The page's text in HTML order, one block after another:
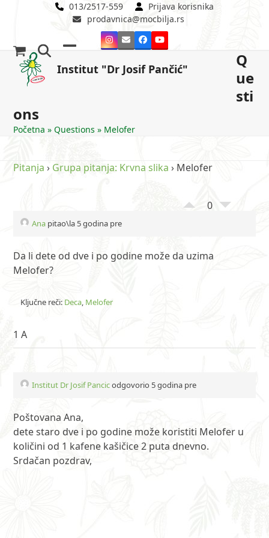
013/2517-559
Prijava korisnika
prodavnica@mocbilja.rs
Instagram
EmailFacebookYouTube
Institut "Dr Josif Pančić"
mobile
mobile
Q
ue
sti
ons
Početna »Questions » Melofer
Pitanja › Grupa pitanja: Krvna slika › Melofer
0
Ana pitao\la 5 godina pre
Da li dete od dve i po godine može da uzima
Melofer?
Ključne reči: Deca, Melofer
1 A
Institut Dr Josif Pancicodgovorio 5 godina pre
Poštovana Ana,
dete staro dve i po godine može koristiti Melofer u
količini od 1 kafene kašičice 2 puta dnevno.
Srdačan pozdrav,